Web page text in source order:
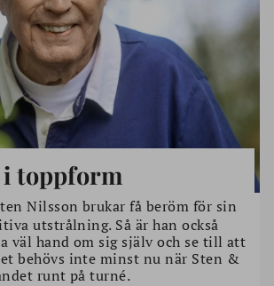
toppform
Nilsson brukar få beröm för sin
utstrålning. Så är han också
väl hand om sig själv och se till att
behövs inte minst nu när Sten &
runt på turné.